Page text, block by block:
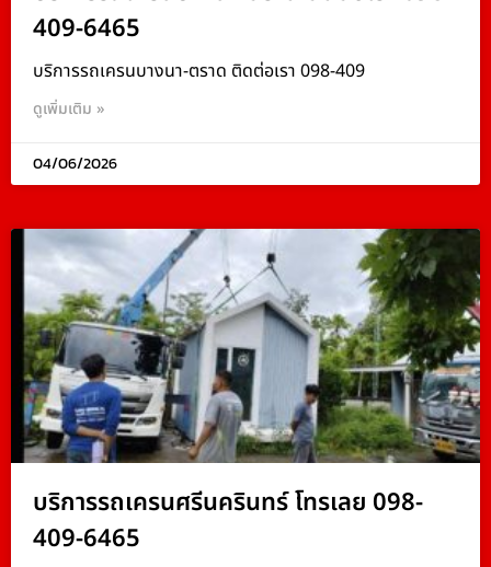
409-6465
บริการรถเครนบางนา-ตราด ติดต่อเรา 098-409
ดูเพิ่มเติม »
04/06/2026
บริการรถเครนศรีนครินทร์ โทรเลย 098-
409-6465